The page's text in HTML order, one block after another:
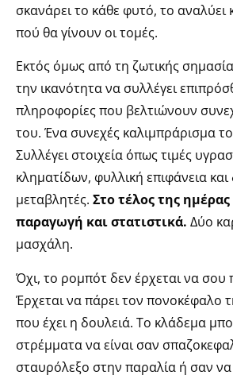
σκανάρει το κάθε φυτό, το αναλύει
πού θα γίνουν οι τομές.
Εκτός όμως από τη ζωτικής
την ικανότητα να συλλέγει
πληροφορίες που βελτιώνουν
του. Ένα συνεχές καλιμπράρισμα
Συλλέγει στοιχεία όπως τιμές
κληματίδων, φυλλική επιφάνεια
μεταβλητές. Στο τέλος της ημέρας
παραγωγή και στατιστικά. Δύο
μασχάλη.
Όχι, το ρομπότ δεν έρχεται να σου
Έρχεται να πάρει τον πονοκέφαλο
που έχει η δουλειά. Το κλάδεμα
στρέμματα να είναι σαν
σταυρόλεξο στην παραλία ή σαν